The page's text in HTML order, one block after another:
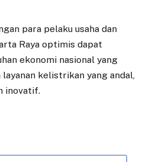
para pelaku usaha dan
Raya optimis dapat
ekonomi nasional yang
kelistrikan yang andal,
inovatif.